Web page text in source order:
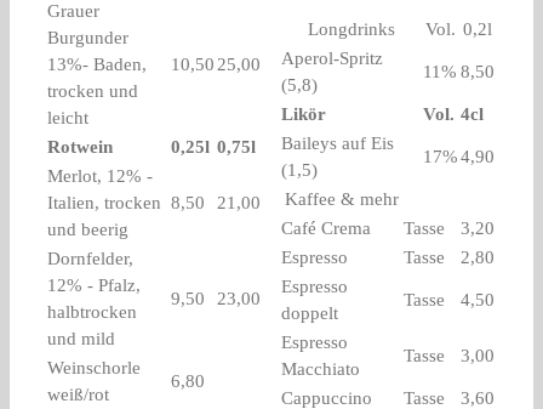
Grauer
Burgunder
13%- Baden,
trocken und
leicht
10,50 25,00
Rotwein 0,25l 0,75l
Merlot, 12% -
Italien, trocken
und beerig
8,50 21,00
Dornfelder,
12% - Pfalz,
halbtrocken
und mild
9,50 23,00
Weinschorle
weiß/rot
6,80
Longdrinks Vol. 0,2l
Aperol-Spritz
(5,8)
11% 8,50
Likör Vol. 4cl
Baileys auf Eis
(1,5)
17% 4,90
Kaffee & mehr
Café Crema
Tasse
3,20
Espresso
Tasse
2,80
Espresso
doppelt
Tasse 4,50
Espresso
Macchiato
Tasse 3,00
Cappuccino Tasse 3,60